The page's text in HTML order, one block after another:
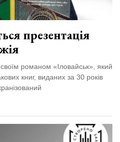
презентація
романом «Іловайськ», який
книг, виданих за 30 років